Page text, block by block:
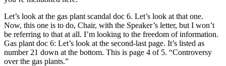
Let’s look at the gas plant scandal doc 6. Let’s look at that one.
Now, this one is to do, Chair, with the Speaker’s letter, but I won’t
be referring to that at all. I’m looking to the freedom of information.
Gas plant doc 6: Let’s look at the second-last page. It’s listed as
number 21 down at the bottom. This is page 4 of 5. “Controversy
over the gas plants.”